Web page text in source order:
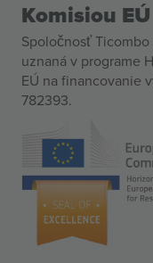
Komisiou EÚ
Spoločnosť
uznaná v programe
EÚ na financovanie
782393.